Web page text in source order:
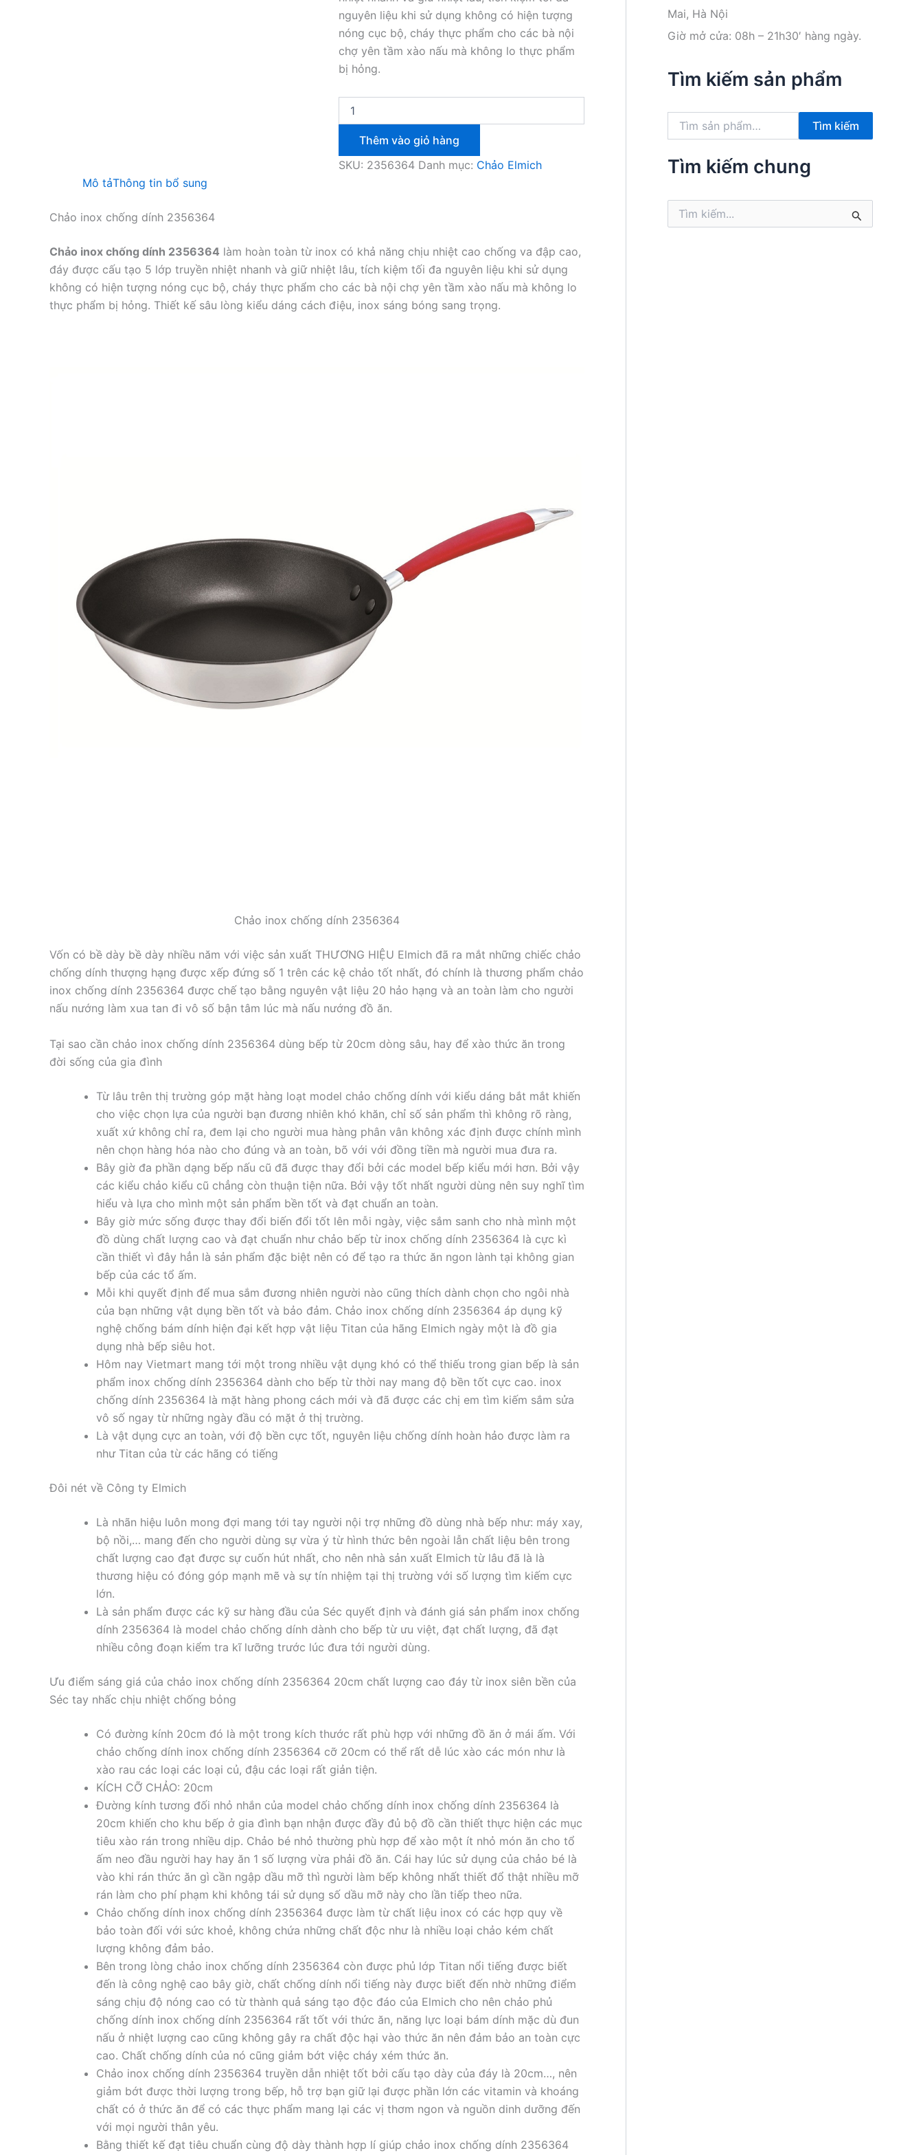
nguyên liệu khi sử dụng không có hiện tượng
nóng cục bộ, cháy thực phẩm cho các bà nội
chợ yên tầm xào nấu mà không lo thực phẩm
bị hỏng.
inox
cao
cấp
Thêm vào giỏ hàng
SKU: 2356364 Danh mục: Chảo Elmich
Mô tảThông tin bổ sung
Chảo inox chống dính 2356364
Chảo inox chống dính 2356364 làm hoàn toàn từ inox có khả năng chịu nhiệt cao chống va đập cao,
đáy được cấu tạo 5 lớp truyền nhiệt nhanh và giữ nhiệt lâu, tích kiệm tối đa nguyên liệu khi sử dụng
không có hiện tượng nóng cục bộ, cháy thực phẩm cho các bà nội chợ yên tầm xào nấu mà không lo
thực phẩm bị hỏng. Thiết kế sâu lòng kiểu dáng cách điệu, inox sáng bóng sang trọng.
Chảo inox chống dính 2356364
Vốn có bề dày bề dày nhiều năm với việc sản xuất THƯƠNG HIỆU Elmich đã ra mắt những chiếc chảo
chống dính thượng hạng được xếp đứng số 1 trên các kệ chảo tốt nhất, đó chính là thương phẩm chảo
inox chống dính 2356364 được chế tạo bằng nguyên vật liệu 20 hảo hạng và an toàn làm cho người
nấu nướng làm xua tan đi vô số bận tâm lúc mà nấu nướng đồ ăn.
Tại sao cần chảo inox chống dính 2356364 dùng bếp từ 20cm dòng sâu, hay để xào thức ăn trong
đời sống của gia đình
Từ lâu trên thị trường góp mặt hàng loạt model chảo chống dính với kiểu dáng bắt mắt khiến
cho việc chọn lựa của người bạn đương nhiên khó khăn, chỉ số sản phẩm thì không rõ ràng,
xuất xứ không chỉ ra, đem lại cho người mua hàng phân vân không xác định được chính mình
nên chọn hàng hóa nào cho đúng và an toàn, bõ với với đồng tiền mà người mua đưa ra.
Bây giờ đa phần dạng bếp nấu cũ đã được thay đổi bởi các model bếp kiểu mới hơn. Bởi vậy
các kiểu chảo kiểu cũ chẳng còn thuận tiện nữa. Bởi vậy tốt nhất người dùng nên suy nghĩ tìm
hiểu và lựa cho mình một sản phẩm bền tốt và đạt chuẩn an toàn.
Bây giờ mức sống được thay đổi biến đổi tốt lên mỗi ngày, việc sắm sanh cho nhà mình một
đồ dùng chất lượng cao và đạt chuẩn như chảo bếp từ inox chống dính 2356364 là cực kì
cần thiết vì đây hẳn là sản phẩm đặc biệt nên có để tạo ra thức ăn ngon lành tại không gian
bếp của các tổ ấm.
Mỗi khi quyết định để mua sắm đương nhiên người nào cũng thích dành chọn cho ngôi nhà
của bạn những vật dụng bền tốt và bảo đảm. Chảo inox chống dính 2356364 áp dụng kỹ
nghệ chống bám dính hiện đại kết hợp vật liệu Titan của hãng Elmich ngày một là đồ gia
dụng nhà bếp siêu hot.
Hôm nay Vietmart mang tới một trong nhiều vật dụng khó có thể thiếu trong gian bếp là sản
phẩm inox chống dính 2356364 dành cho bếp từ thời nay mang độ bền tốt cực cao. inox
chống dính 2356364 là mặt hàng phong cách mới và đã được các chị em tìm kiếm sắm sửa
vô số ngay từ những ngày đầu có mặt ở thị trường.
Là vật dụng cực an toàn, với độ bền cực tốt, nguyên liệu chống dính hoàn hảo được làm ra
như Titan của từ các hãng có tiếng
Đôi nét về Công ty Elmich
Là nhãn hiệu luôn mong đợi mang tới tay người nội trợ những đồ dùng nhà bếp như: máy xay,
bộ nồi,… mang đến cho người dùng sự vừa ý từ hình thức bên ngoài lẫn chất liệu bên trong
chất lượng cao đạt được sự cuốn hút nhất, cho nên nhà sản xuất Elmich từ lâu đã là là
thương hiệu có đóng góp mạnh mẽ và sự tín nhiệm tại thị trường với số lượng tìm kiếm cực
lớn.
Là sản phẩm được các kỹ sư hàng đầu của Séc quyết định và đánh giá sản phẩm inox chống
dính 2356364 là model chảo chống dính dành cho bếp từ ưu việt, đạt chất lượng, đã đạt
nhiều công đoạn kiểm tra kĩ lưỡng trước lúc đưa tới người dùng.
Ưu điểm sáng giá của chảo inox chống dính 2356364 20cm chất lượng cao đáy từ inox siên bền của
Séc tay nhấc chịu nhiệt chống bỏng
Có đường kính 20cm đó là một trong kích thước rất phù hợp với những đồ ăn ở mái ấm. Với
chảo chống dính inox chống dính 2356364 cỡ 20cm có thể rất dễ lúc xào các món như là
xào rau các loại các loại củ, đậu các loại rất giản tiện.
KÍCH CỠ CHẢO: 20cm
Đường kính tương đối nhỏ nhắn của model chảo chống dính inox chống dính 2356364 là
20cm khiến cho khu bếp ở gia đình bạn nhận được đầy đủ bộ đồ cần thiết thực hiện các mục
tiêu xào rán trong nhiều dịp. Chảo bé nhỏ thường phù hợp để xào một ít nhỏ món ăn cho tổ
ấm neo đầu người hay hay ăn 1 số lượng vừa phải đồ ăn. Cái hay lúc sử dụng của chảo bé là
vào khi rán thức ăn gì cần ngập dầu mỡ thì người làm bếp không nhất thiết đổ thật nhiều mỡ
rán làm cho phí phạm khi không tái sử dụng số dầu mỡ này cho lần tiếp theo nữa.
Chảo chống dính inox chống dính 2356364 được làm từ chất liệu inox có các hợp quy về
bảo toàn đối với sức khoẻ, không chứa những chất độc như là nhiều loại chảo kém chất
lượng không đảm bảo.
Bên trong lòng chảo inox chống dính 2356364 còn được phủ lớp Titan nổi tiếng được biết
đến là công nghệ cao bây giờ, chất chống dính nổi tiếng này được biết đến nhờ những điểm
sáng chịu độ nóng cao có từ thành quả sáng tạo độc đáo của Elmich cho nên chảo phủ
chống dính inox chống dính 2356364 rất tốt với thức ăn, năng lực loại bám dính mặc dù đun
nấu ở nhiệt lượng cao cũng không gây ra chất độc hại vào thức ăn nên đảm bảo an toàn cực
cao. Chất chống dính của nó cũng giảm bớt việc cháy xém thức ăn.
Chảo inox chống dính 2356364 truyền dẫn nhiệt tốt bởi cấu tạo dày của đáy là 20cm…, nên
giảm bớt được thời lượng trong bếp, hỗ trợ bạn giữ lại được phần lớn các vitamin và khoáng
chất có ở thức ăn để có các thực phẩm mang lại các vị thơm ngon và nguồn dinh dưỡng đến
với mọi người thân yêu.
Bằng thiết kế đạt tiêu chuẩn cùng độ dày thành hợp lí giúp chảo inox chống dính 2356364
Mai, Hà Nội
Giờ mở cửa: 08h – 21h30′ hàng ngày.
Tìm kiếm sản phẩm
k
m
Tìm kiếm
Tìm kiếm chung